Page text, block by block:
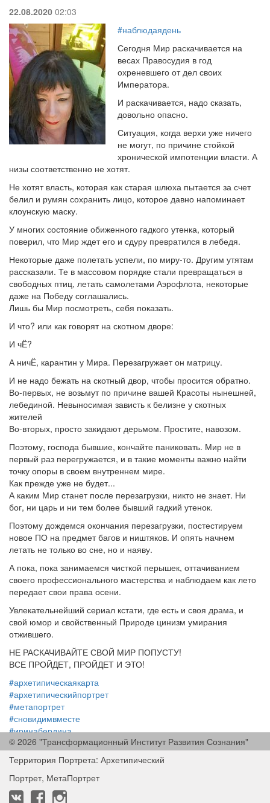
22.08.2020 02:03
#наблюдаядень
Сегодня Мир раскачивается на
весах Правосудия в год
охреневшего от дел своих
Императора.
И раскачивается, надо сказать,
довольно опасно.
Ситуация, когда верхи уже ничего
не могут, по причине стойкой
хронической импотенции власти. А
низы соответственно не хотят.
Не хотят власть, которая как старая шлюха пытается за счет
белил и румян сохранить лицо, которое давно напоминает
клоунскую маску.
У многих состояние обиженного гадкого утенка, который
поверил, что Мир ждет его и сдуру превратился в лебедя.
Некоторые даже полетать успели, по миру-то. Другим утятам
рассказали. Те в массовом порядке стали превращаться в
свободных птиц, летать самолетами Аэрофлота, некоторые
даже на Победу соглашались.
Лишь бы Мир посмотреть, себя показать.
И что? или как говорят на скотном дворе:
И чЁ?
А ничЁ, карантин у Мира. Перезагружает он матрицу.
И не надо бежать на скотный двор, чтобы просится обратно.
Во-первых, не возьмут по причине вашей Красоты нынешней,
лебединой. Невыносимая зависть к белизне у скотных
жителей
Во-вторых, просто закидают дерьмом. Простите, навозом.
Поэтому, господа бывшие, кончайте паниковать. Мир не в
первый раз перегружается, и в такие моменты важно найти
точку опоры в своем внутреннем мире.
Как прежде уже не будет...
А каким Мир станет после перезагрузки, никто не знает. Ни
бог, ни царь и ни тем более бывший гадкий утенок.
Поэтому дождемся окончания перезагрузки, постестируем
новое ПО на предмет багов и ништяков. И опять начнем
летать не только во сне, но и наяву.
А пока, пока занимаемся чисткой перышек, оттачиванием
своего профессионального мастерства и наблюдаем как лето
передает свои права осени.
Увлекательнейший сериал кстати, где есть и своя драма, и
свой юмор и свойственный Природе цинизм умирания
отжившего.
НЕ РАСКАЧИВАЙТЕ СВОЙ МИР ПОПУСТУ!
ВСЕ ПРОЙДЕТ, ПРОЙДЕТ И ЭТО!
#архетипическаякарта
#архетипическийпортрет
#метапортрет
#сновидимвместе
#иринабердина
#irinaberdina
© 2026 "Трансформационный Институт Развития Сознания"
Территория Портрета: Архетипический
Портрет, МетаПортрет